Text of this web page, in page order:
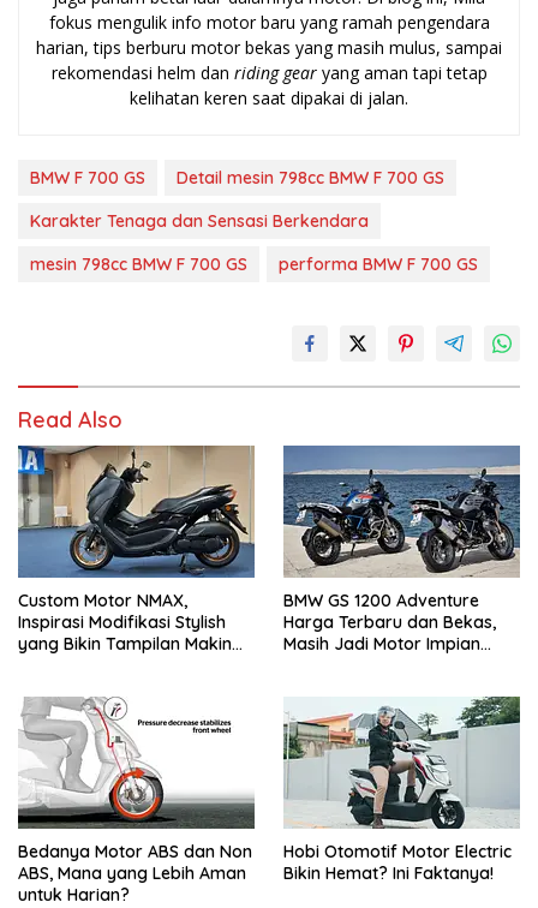
fokus mengulik info motor baru yang ramah pengendara
harian, tips berburu motor bekas yang masih mulus, sampai
rekomendasi helm dan riding gearyang aman tapi tetap
kelihatan keren saat dipakai di jalan.
BMW F 700 GS
Detail mesin 798cc BMW F 700 GS
Karakter Tenaga dan Sensasi Berkendara
mesin 798cc BMW F 700 GS
performa BMW F 700 GS
Read Also
Custom Motor NMAX,
Inspirasi Modifikasi Stylish
yang Bikin Tampilan Makin
BMW GS 1200 Adventure
Harga Terbaru dan Bekas,
Masih Jadi Motor Impian
Bedanya Motor ABS dan Non
ABS, Mana yang Lebih Aman
untuk Harian?
Hobi Otomotif Motor Electric
Bikin Hemat? Ini Faktanya!